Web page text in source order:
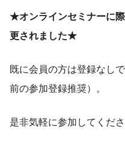
★オンラインセミナーに
更されました★
既に会員の方は登録なし
前の参加登録推奨）。
是非気軽に参加してくださ